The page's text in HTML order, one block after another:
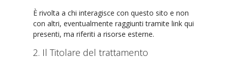
È rivolta a chi interagisce con questo sito e non
con altri, eventualmente raggiunti tramite link qui
presenti, ma riferiti a risorse esterne.
2. Il Titolare del trattamento